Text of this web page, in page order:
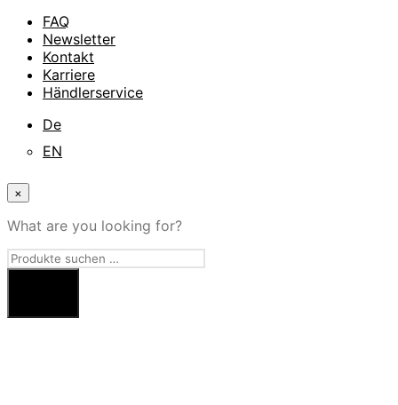
FAQ
Newsletter
Kontakt
Karriere
Händlerservice
De
EN
×
What are you looking for?